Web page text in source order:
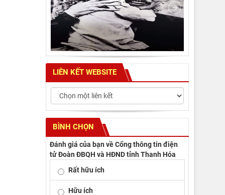
LIÊN KẾT WEBSITE
BÌNH CHỌN
Đánh giá của bạn về Cổng thông tin điện
tử Đoàn ĐBQH và HĐND tỉnh Thanh Hóa
Rất hữu ích
Hữu ích